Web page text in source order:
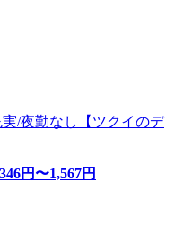
/夜勤なし【ツクイのデ
円〜1,567円